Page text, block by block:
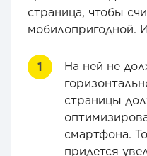
страница, чтобы
мобилопригодной.
На ней не
страницы
смартфона.
придется